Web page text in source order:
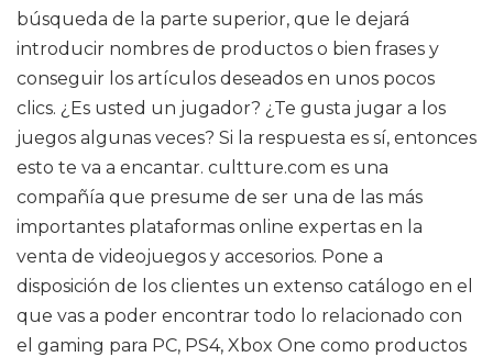
búsqueda de la parte superior, que le dejará
introducir nombres de productos o bien frases y
conseguir los artículos deseados en unos pocos
clics. ¿Es usted un jugador? ¿Te gusta jugar a los
juegos algunas veces? Si la respuesta es sí, entonces
esto te va a encantar. cultture.com es una
compañía que presume de ser una de las más
importantes plataformas online expertas en la
venta de videojuegos y accesorios. Pone a
disposición de los clientes un extenso catálogo en el
que vas a poder encontrar todo lo relacionado con
el gaming para PC, PS4, Xbox One como productos